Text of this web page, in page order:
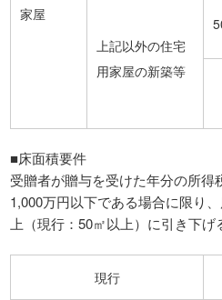
家屋
上記以外の住宅
用家屋の新築等
■床面積要件
受贈者が贈与を受けた年分の所得
1,000万円以下である場合に限り
上（現行：50㎡以上）に引き下げ
現行